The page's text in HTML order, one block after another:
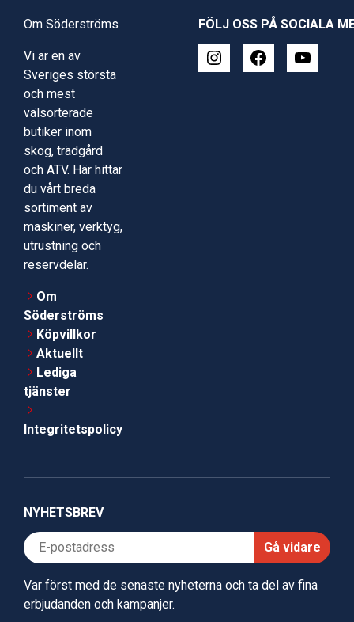
Om Söderströms
Vi är en av
Sveriges största
och mest
välsorterade
butiker inom
skog, trädgård
och ATV. Här hittar
du vårt breda
sortiment av
maskiner, verktyg,
utrustning och
reservdelar.
Om
Söderströms
Köpvillkor
Aktuellt
Lediga
tjänster
Integritetspolicy
FÖLJ OSS PÅ SOCIALA
NYHETSBREV
Gå vidare
Var först med de senaste nyheterna och ta del av fina
erbjudanden och kampanjer.